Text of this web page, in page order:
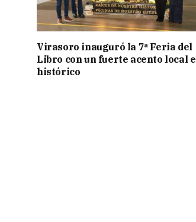
Virasoro inauguró la 7ª Feria del
Libro con un fuerte acento local e
histórico